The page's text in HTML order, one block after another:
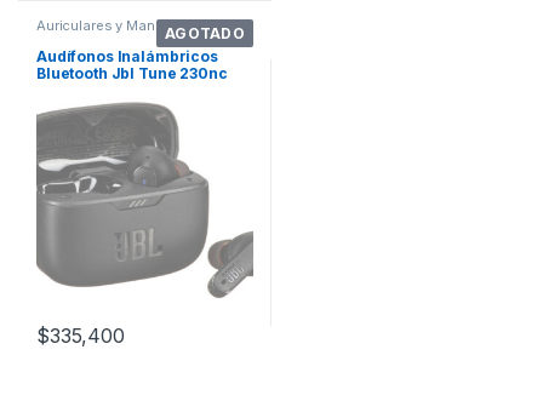
AGOTADO
Auriculares y Manos Libres
Audífonos Inalámbricos
Bluetooth Jbl Tune 230nc
$335,400